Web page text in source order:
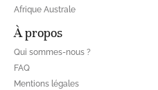
Afrique Australe
À propos
Qui sommes-nous ?
FAQ
Mentions légales